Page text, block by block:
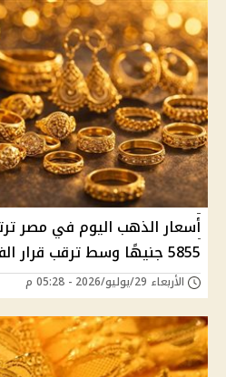
5855 جنيهًا وسط ترقب قرار الفيدرالي
الأربعاء 29/يوليو/2026 - 05:28 م